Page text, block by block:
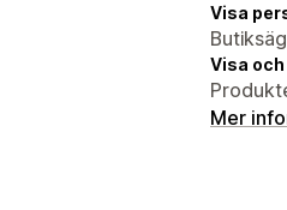
Visa
Visa
Mer